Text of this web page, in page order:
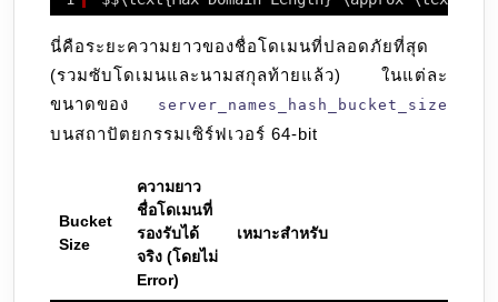
นี่คือระยะความยาวของชื่อโดเมนที่ปลอดภัยที่สุด
(รวมซับโดเมนและนามสกุลท้ายแล้ว) ในแต่ละ
ขนาดของ
server_names_hash_bucket_size
บนสถาปัตยกรรมเซิร์ฟเวอร์ 64-bit
Bucket
Size
ความยาว
ชื่อโดเมนที่
รองรับได้
จริง (โดยไม่
Error)
เหมาะสำหรับ